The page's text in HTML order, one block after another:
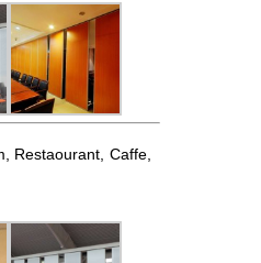
Restaourant, Caffe,